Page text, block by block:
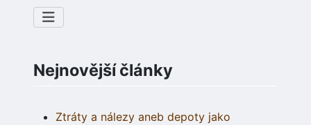
Nejnovější články
Ztráty a nálezy aneb depoty jako